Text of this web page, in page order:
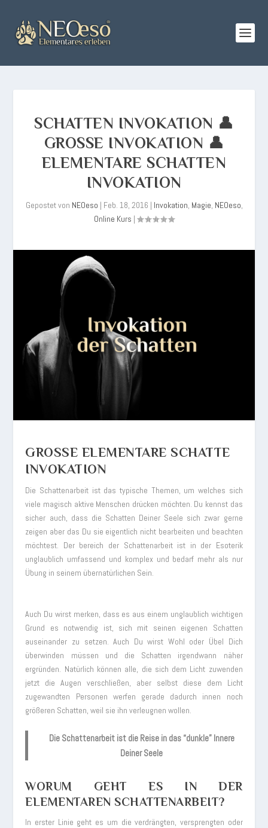
SCHATTEN INVOKATION 👤
GROSSE INVOKATION 👤 E
LEMENTARE SCHATTEN I
NVOKATION
Gepostet von NEOeso | Feb. 18, 2016 | Invokation, Magie, NEOeso,
Online Kurs |
GROSSE ELEMENTARE SCHATTE I
NVOKATION
Die Schattenarbeit ist das typische Themen, um welches sich
viele magisch aktive Menschen drücken möchten. Du kennst das
sicher auch, dass die Schatten Deiner Seele sich zwar gerne
zeigen aber das Du sie eigentlich nicht bearbeiten und beachten
möchtest. Der bereich der Schattenarbeit ist in der Esoterik
unglaublich umfassend und komplex und bedarf mehr als nur
Übung in seinem übernatürlichen Sein.
Auch Du wirst merken, dass es aus einem unglaublich wichtigen
Grund es notwendig ist, sich mit seinen eigenen Schatten
auseinander zu setzen. Auch Du wirst Wohl oder Übel Dich
überwinden müssen und die Schatten irgendwann näher
ergründen. Natürlich können alle, die sich dem Licht zuwenden
jetzt die Augen verschließen, aber selbst diese dem Licht
zugewandten Personen werfen gerade dadurch innen noch
größeren Schatten, weil sie ihn verleugnen wollen.
Die Schattenarbeit ist die Reise in das “dunkle” Innere
Deiner Seele
WORUM GEHT ES IN DER
ELEMENTAREN SCHATTENARBEIT?
In erster Linie geht es um die verdrängten, versprengten oder